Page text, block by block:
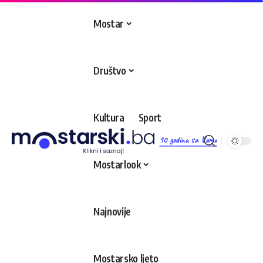
10 godina sa Vama
Mostar
Društvo
Kultura Sport
Mostarlook
Najnovije
Mostarsko ljeto